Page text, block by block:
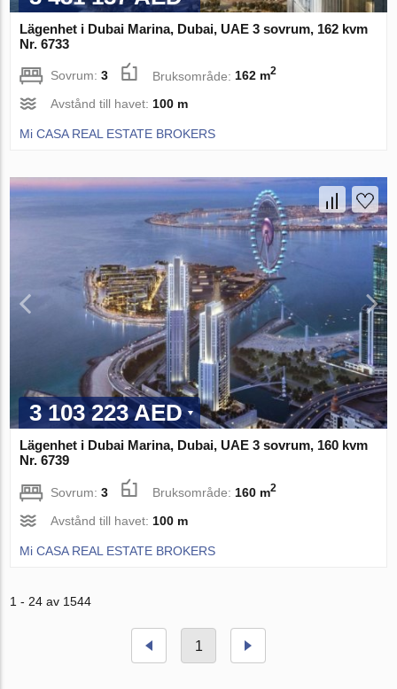
Lägenhet i Dubai Marina, Dubai, UAE 3 sovrum, 162 kvm
Nr. 6733
Sovrum:3 Bruksområde:162 m2
Avstånd till havet:100 m
Mi CASA REAL ESTATE BROKERS
3 103 223 AED
Lägenhet i Dubai Marina, Dubai, UAE 3 sovrum, 160 kvm
Nr. 6739
Sovrum:3 Bruksområde: 160 m2
Avstånd till havet: 100 m
Mi CASA REAL ESTATE BROKERS
1 - 24 av 1544
1